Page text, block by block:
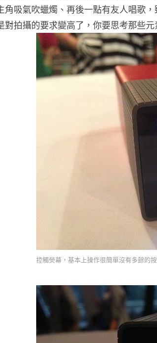
角吸氣吹蠟燭、再後一點有友人唱歌
拍攝的要求變高了，你要思考那些元
控觸熒幕，基本上操作很簡單沒有多餘的